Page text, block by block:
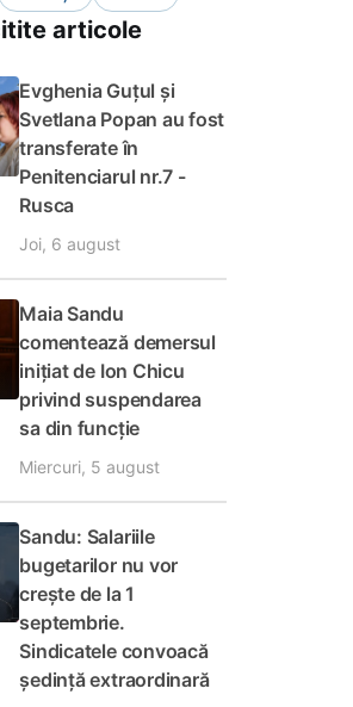
articole
Evghenia Guțul și
Svetlana Popan au fost
transferate în
Penitenciarul nr.7 -
Rusca
Joi, 6 august
Maia Sandu
comentează demersul
inițiat de Ion Chicu
privind suspendarea
sa din funcție
Miercuri, 5 august
Sandu: Salariile
bugetarilor nu vor
crește de la 1
septembrie.
Sindicatele convoacă
ședință extraordinară